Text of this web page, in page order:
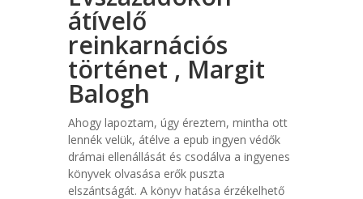
átívelő
reinkarnációs
történet , Margit
Balogh
Ahogy lapoztam, úgy éreztem, mintha ott
lennék velük, átélve a epub ingyen védők
drámai ellenállását és csodálva a ingyenes
könyvek olvasása erők puszta
elszántságát. A könyv hatása érzékelhető